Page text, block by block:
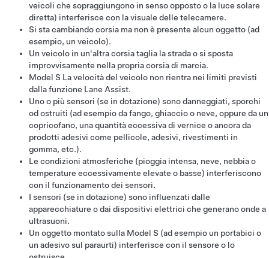
veicoli che sopraggiungono in senso opposto o la luce solare
diretta) interferisce con la visuale delle telecamere.
Si sta cambiando corsia ma non è presente alcun oggetto (ad
esempio, un veicolo).
Un veicolo in un'altra corsia taglia la strada o si sposta
improvvisamente nella propria corsia di marcia.
Model S La velocità del veicolo non rientra nei limiti previsti
dalla funzione Lane Assist.
Uno o più sensori (se in dotazione) sono danneggiati, sporchi
od ostruiti (ad esempio da fango, ghiaccio o neve, oppure da un
copricofano, una quantità eccessiva di vernice o ancora da
prodotti adesivi come pellicole, adesivi, rivestimenti in
gomma, etc.).
Le condizioni atmosferiche (pioggia intensa, neve, nebbia o
temperature eccessivamente elevate o basse) interferiscono
con il funzionamento dei sensori.
I sensori (se in dotazione) sono influenzati dalle
apparecchiature o dai dispositivi elettrici che generano onde a
ultrasuoni.
Un oggetto montato sulla Model S (ad esempio un portabici o
un adesivo sul paraurti) interferisce con il sensore o lo